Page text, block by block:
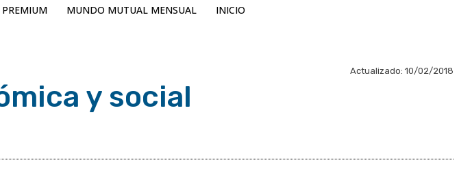
PREMIUM MUNDO MUTUAL MENSUAL INICIO
Actualizado: 10/02/2018
y social